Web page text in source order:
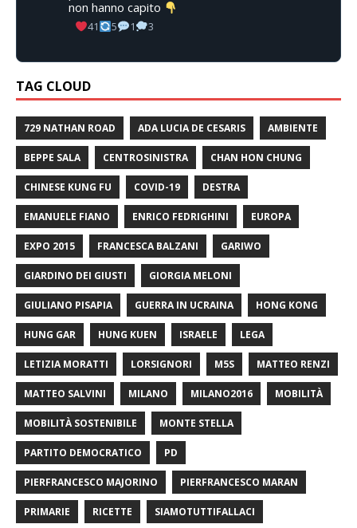
non hanno capito
41 5 1 3
TAG CLOUD
729 NATHAN ROAD ADA LUCIA DE CESARIS AMBIENTE
BEPPE SALA CENTROSINISTRA CHAN HON CHUNG
CHINESE KUNG FU COVID-19 DESTRA
EMANUELE FIANO ENRICO FEDRIGHINI EUROPA
EXPO 2015 FRANCESCA BALZANI GARIWO
GIARDINO DEI GIUSTI GIORGIA MELONI
GIULIANO PISAPIA GUERRA IN UCRAINA HONG KONG
HUNG GAR HUNG KUEN ISRAELE LEGA
LETIZIA MORATTI LORSIGNORI M5S MATTEO RENZI
MATTEO SALVINI MILANO MILANO2016 MOBILITÀ
MOBILITÀ SOSTENIBILE MONTE STELLA
PARTITO DEMOCRATICO PD
PIERFRANCESCO MAJORINO PIERFRANCESCO MARAN
PRIMARIE RICETTE SIAMOTUTTIFALLACI